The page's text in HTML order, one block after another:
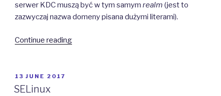
serwer KDC muszą być w tym samym realm (jest to
zazwyczaj nazwa domeny pisana dużymi literami).
Continue reading“Kerberos”
POSTED
ON
13 JUNE 2017
SELinux